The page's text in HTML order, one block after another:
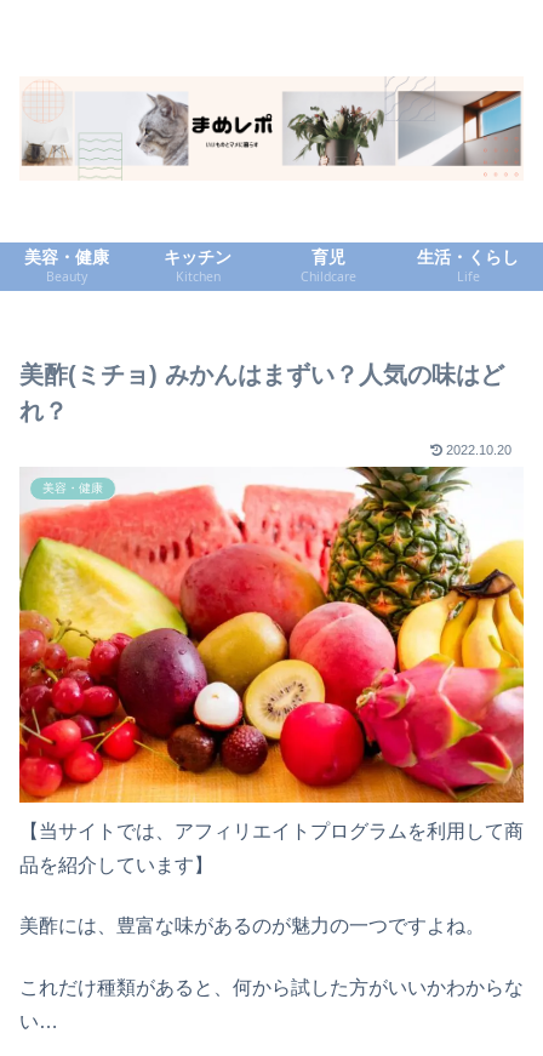
美容・健康
Beauty
キッチン
Kitchen
育児
Childcare
生活・くらし
Life
美酢(ミチョ) みかんはまずい？人気の味はど
れ？
2022.10.20
美容・健康
【当サイトでは、アフィリエイトプログラムを利用して商
品を紹介しています】
美酢には、豊富な味があるのが魅力の一つですよね。
これだけ種類があると、何から試した方がいいかわからな
い…